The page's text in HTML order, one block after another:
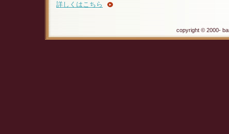
詳しくはこちら
copyright © 2000-